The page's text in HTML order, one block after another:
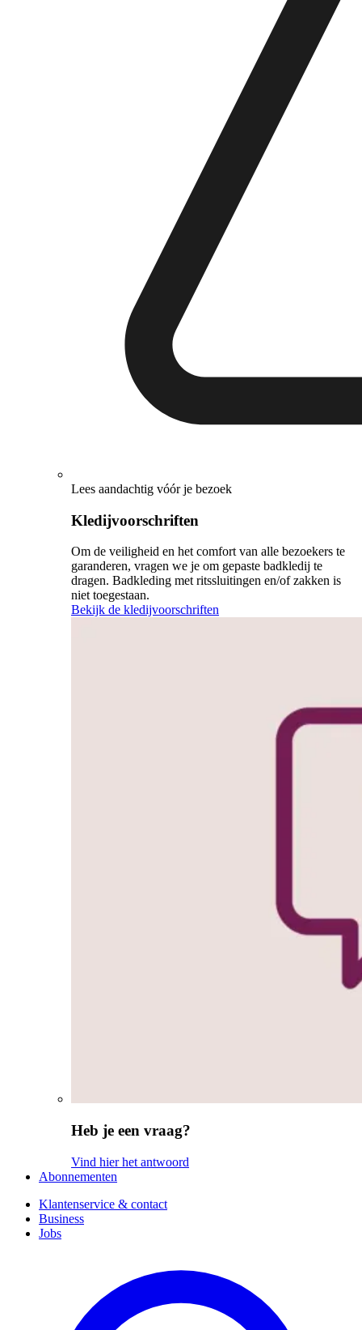
Lees aandachtig vóór je bezoek
Kledijvoorschriften
Om de veiligheid en het comfort van alle bezoekers te
garanderen, vragen we je om gepaste badkledij te
dragen. Badkleding met ritssluitingen en/of zakken is
niet toegestaan.
Bekijk de kledijvoorschriften
Heb je een vraag?
Vind hier het antwoord
Abonnementen
Klantenservice & contact
Business
Jobs